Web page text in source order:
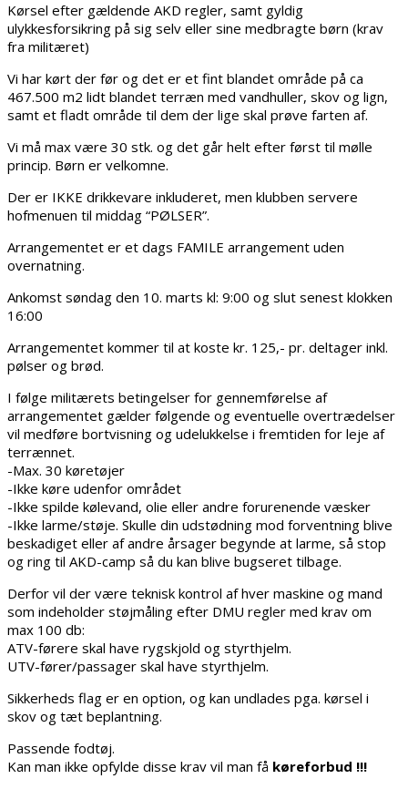
Kørsel efter gældende AKD regler, samt gyldig
ulykkesforsikring på sig selv eller sine medbragte børn (krav
fra militæret)
Vi har kørt der før og det er et fint blandet område på ca
467.500 m2 lidt blandet terræn med vandhuller, skov og lign,
samt et fladt område til dem der lige skal prøve farten af.
Vi må max være 30 stk. og det går helt efter først til mølle
princip. Børn er velkomne.
Der er IKKE drikkevare inkluderet, men klubben servere
hofmenuen til middag “PØLSER”.
Arrangementet er et dags FAMILE arrangement uden
overnatning.
Ankomst søndag den 10. marts kl: 9:00 og slut senest klokken
16:00
Arrangementet kommer til at koste kr. 125,- pr. deltager inkl.
pølser og brød.
I følge militærets betingelser for gennemførelse af
arrangementet gælder følgende og eventuelle overtrædelser
vil medføre bortvisning og udelukkelse i fremtiden for leje af
terrænnet.
-Max. 30 køretøjer
-Ikke køre udenfor området
-Ikke spilde kølevand, olie eller andre forurenende væsker
-Ikke larme/støje. Skulle din udstødning mod forventning blive
beskadiget eller af andre årsager begynde at larme, så stop
og ring til AKD-camp så du kan blive bugseret tilbage.
Derfor vil der være teknisk kontrol af hver maskine og mand
som indeholder støjmåling efter DMU regler med krav om
max 100 db:
ATV-førere skal have rygskjold og styrthjelm.
UTV-fører/passager skal have styrthjelm.
Sikkerheds flag er en option, og kan undlades pga. kørsel i
skov og tæt beplantning.
Passende fodtøj.
Kan man ikke opfylde disse krav vil man få køreforbud !!!